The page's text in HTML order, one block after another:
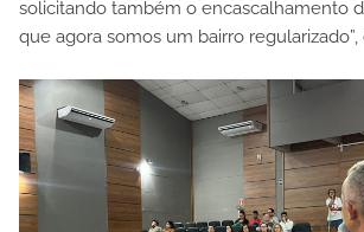
solicitando também o encascalhamento
que agora somos um bairro regularizado”,